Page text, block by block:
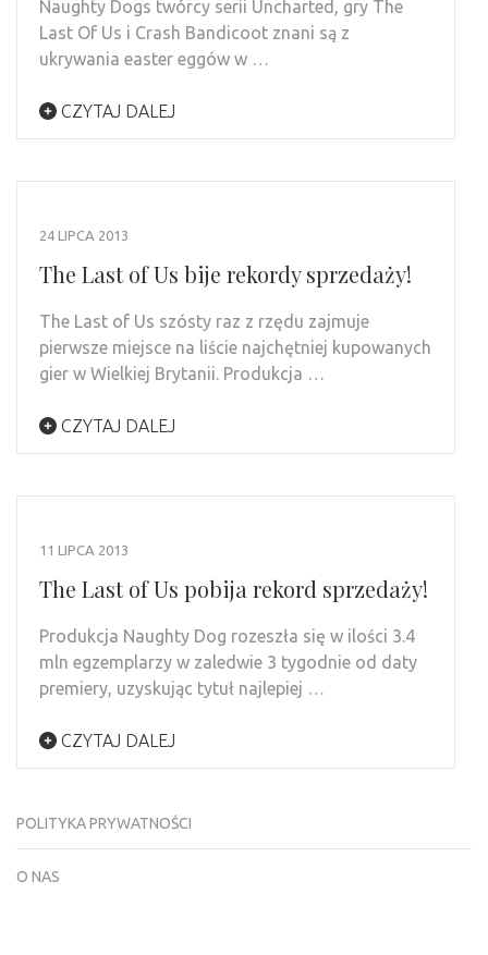
Naughty Dogs twórcy serii Uncharted, gry The
Last Of Us i Crash Bandicoot znani są z
ukrywania easter eggów w …
CZYTAJ DALEJ
24 LIPCA 2013
The Last of Us bije rekordy sprzedaży!
The Last of Us szósty raz z rzędu zajmuje
pierwsze miejsce na liście najchętniej kupowanych
gier w Wielkiej Brytanii. Produkcja …
CZYTAJ DALEJ
11 LIPCA 2013
The Last of Us pobija rekord sprzedaży!
Produkcja Naughty Dog rozeszła się w ilości 3.4
mln egzemplarzy w zaledwie 3 tygodnie od daty
premiery, uzyskując tytuł najlepiej …
CZYTAJ DALEJ
POLITYKA PRYWATNOŚCI
O NAS